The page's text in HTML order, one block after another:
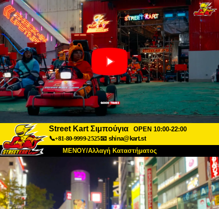
Street Kart Σιμπούγια
OPEN 10:00-22:00
📞+81-80-9999-2525📧 shina@kart.st
ΜΕΝΟΥ/Αλλαγή Καταστήματος
ΚΥΡΙΩΣ
Σχετικά Προδιαγραφές Τιμές
Πρόσβαση Αναφορές Συχνές Ερωτήσεις